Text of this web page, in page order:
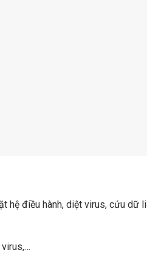
hệ điều hành, diệt virus, cứu dữ